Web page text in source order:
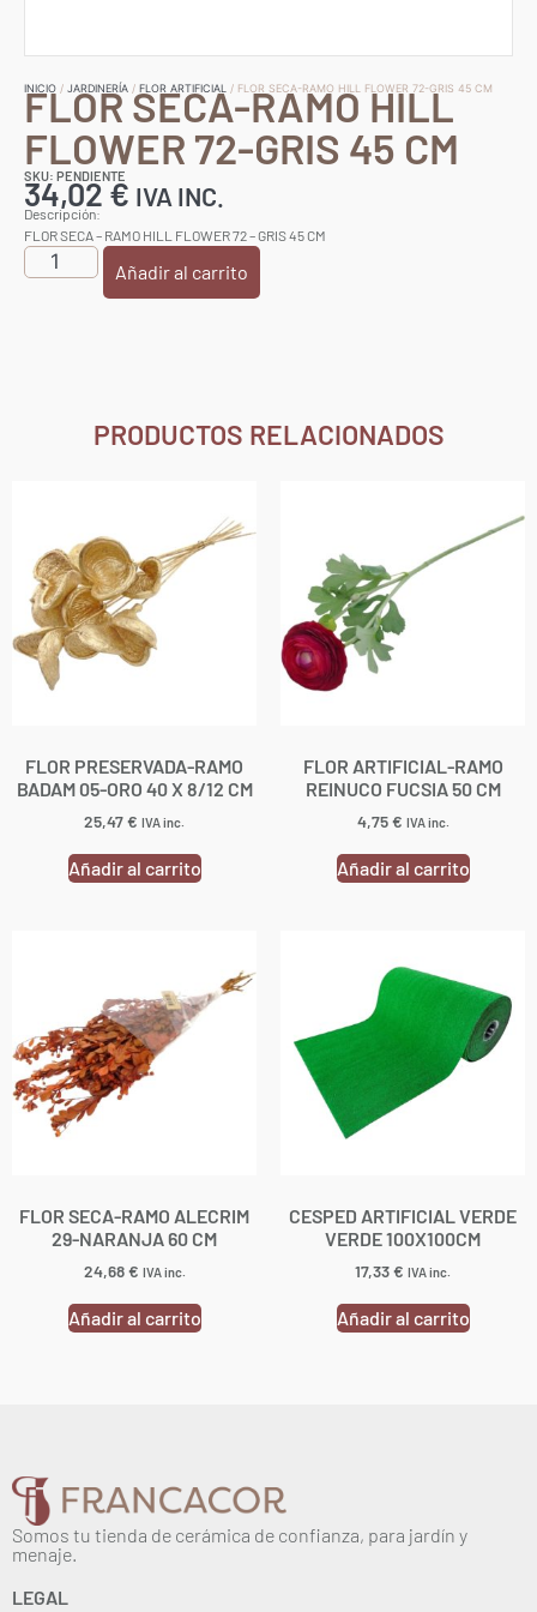
INICIO / JARDINERÍA / FLOR ARTIFICIAL / FLOR SECA-RAMO HILL FLOWER 72-GRIS 45 CM
FLOR SECA-RAMO HILL
FLOWER 72-GRIS 45 CM
SKU: PENDIENTE
34,02€ IVA INC.
Descripción:
FLOR SECA – RAMO HILL FLOWER 72 – GRIS 45 CM
Añadir al carrito
PRODUCTOS RELACIONADOS
FLOR PRESERVADA-RAMO
BADAM 05-ORO 40 X 8/12 CM
25,47€ IVA inc.
Añadir al carrito
FLOR ARTIFICIAL-RAMO
REINUCO FUCSIA 50 CM
4,75€ IVA inc.
Añadir al carrito
FLOR SECA-RAMO ALECRIM
29-NARANJA 60 CM
24,68€ IVA inc.
Añadir al carrito
CESPED ARTIFICIAL VERDE
VERDE 100X100CM
17,33€ IVA inc.
Añadir al carrito
Somos tu tienda de cerámica de confianza, para jardín y
menaje.
LEGAL